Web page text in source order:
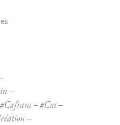
#caftans
#cat